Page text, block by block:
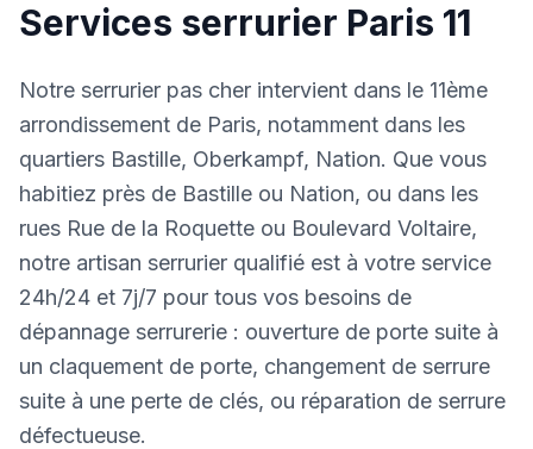
Services serrurier Paris 11
Notre serrurier pas cher intervient dans le 11ème
arrondissement de Paris, notamment dans les
quartiers Bastille, Oberkampf, Nation. Que vous
habitiez près de Bastille ou Nation, ou dans les
rues Rue de la Roquette ou Boulevard Voltaire,
notre artisan serrurier qualifié est à votre service
24h/24 et 7j/7 pour tous vos besoins de
dépannage serrurerie : ouverture de porte suite à
un claquement de porte, changement de serrure
suite à une perte de clés, ou réparation de serrure
défectueuse.